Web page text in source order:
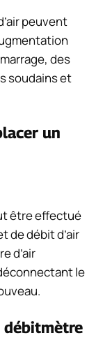
peuvent
des
soudains et
un
être effectué
de débit d’air
d’air
le
débitmètre